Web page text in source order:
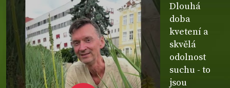
Dlouhá
doba
kvetení a
skvělá
odolnost
suchu - to
jsou